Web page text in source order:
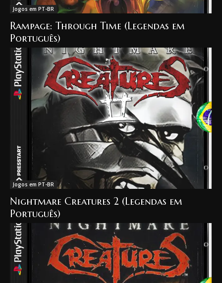
Jogos em PT-BR
Rampage: Through Time (Legendas em
Português)
Jogos em PT-BR
Nightmare Creatures 2 (Legendas em
Português)